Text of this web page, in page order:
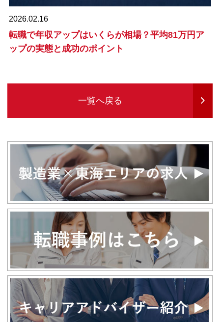
2026.02.16
転職で年収アップはいくらが相場？平均81万円ア
ップの実態と成功のポイント
一覧へ戻る